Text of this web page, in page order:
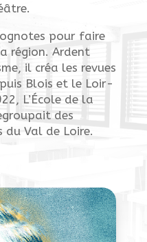
pour faire
région. Ardent
il créa les revues
Blois et le Loir-
L’École de la
des
du Val de Loire.